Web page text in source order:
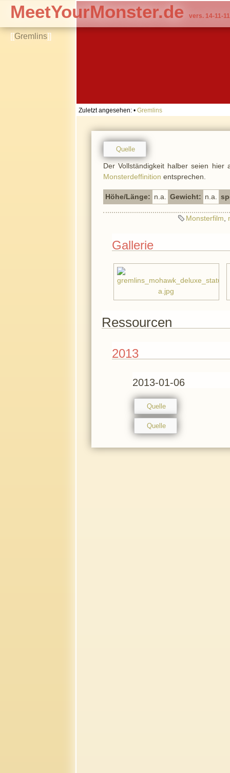
[[Gremlins]]
MeetYourMonster.de vers. 14-11-11
Zuletzt angesehen: • Gremlins
Quelle
Der Vollständigkeit halber seien hier
Monsterdeffinition entsprechen.
Höhe/Länge: n.a. Gewicht: n.a.
Monsterfilm
Gallerie
Ressourcen
2013
2013-01-06
Quelle
Quelle